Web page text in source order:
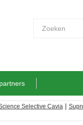
Selective Cavia |